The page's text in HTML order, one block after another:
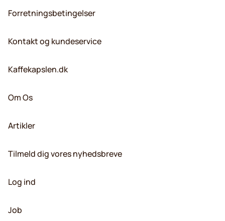
Forretningsbetingelser
Kontakt og kundeservice
Kaffekapslen.dk
Om Os
Artikler
Tilmeld dig vores nyhedsbreve
Log ind
Job